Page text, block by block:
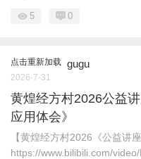
5 0
点击重新加载 gugu
2026-7-31
黄煌经方村2026公益
应用体会》
【黄煌经方村2026《公益讲
https://www.bilibili.com/video/